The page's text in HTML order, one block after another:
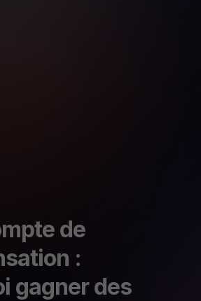
de
:
gagner des